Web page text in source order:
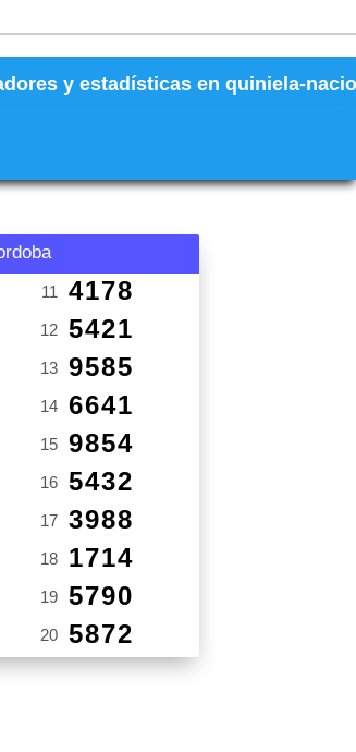
y estadísticas en quiniela-
11 4178
12 5421
13 9585
14 6641
15 9854
16 5432
17 3988
18 1714
19 5790
20 5872